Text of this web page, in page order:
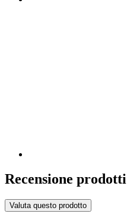
Recensione prodotti
Valuta questo prodotto